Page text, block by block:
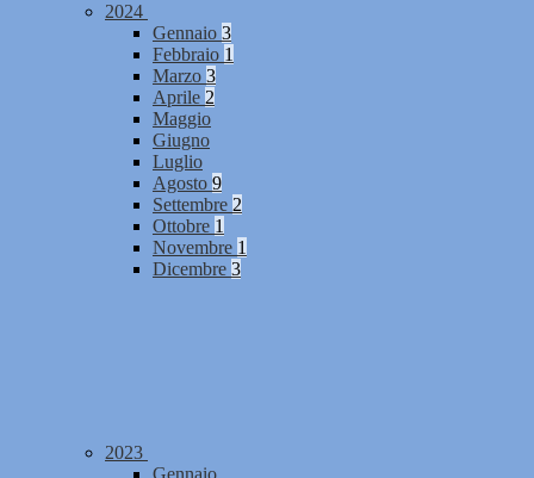
2024
Gennaio 3
Febbraio 1
Marzo 3
Aprile 2
Maggio
Giugno
Luglio
Agosto 9
Settembre 2
Ottobre 1
Novembre 1
Dicembre 3
2023
Gennaio